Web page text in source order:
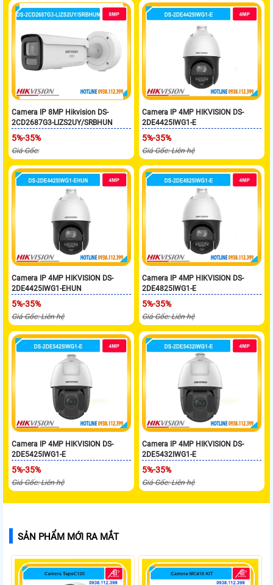
Camera IP 8MP Hikvision DS-
2CD2687G3-LIZS2UY/SRBHUN
5%-35%
Giá Gốc:
Camera IP 4MP HIKVISION DS-
2DE4425IWG1-E
5%-35%
Giá Gốc: Liên hệ
Camera IP 4MP HIKVISION DS-
2DE4425IWG1-EHUN
5%-35%
Giá Gốc: Liên hệ
Camera IP 4MP HIKVISION DS-
2DE4825IWG1-E
5%-35%
Giá Gốc: Liên hệ
Camera IP 4MP HIKVISION DS-
2DE5425IWG1-E
5%-35%
Giá Gốc: Liên hệ
Camera IP 4MP HIKVISION DS-
2DE5432IWG1-E
5%-35%
Giá Gốc: Liên hệ
SẢN PHẨM MỚI RA MẮT